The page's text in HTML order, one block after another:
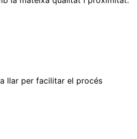
llar per facilitar el procés